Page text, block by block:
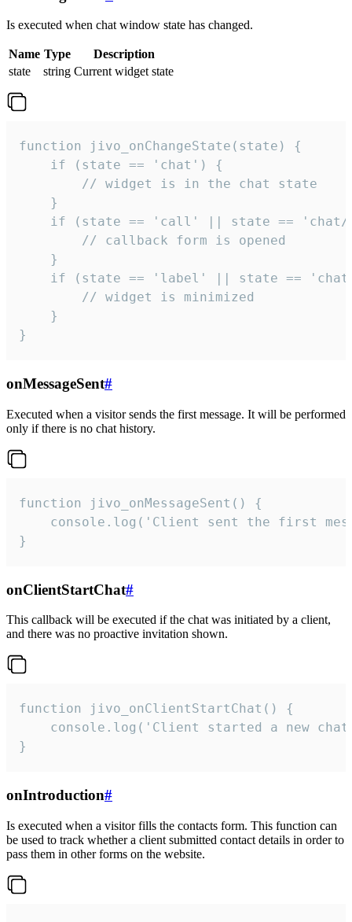
Is executed when chat window state has changed.
Name Type
Description
state
string Current widget state
function jivo_onChangeState(state) {
    if (state == 'chat') {
        // widget is in the chat state
    }
if (state == 'call' || state ==
        // callback form is opened
    }
if (state == 'label' || state ==
        // widget is minimized
    }
}
onMessageSent#
Executed when a visitor sends the first message. It will be performed
only if there is no chat history.
function jivo_onMessageSent() {
console.log('Client sent the first
}
onClientStartChat#
This callback will be executed if the chat was initiated by a client,
and there was no proactive invitation shown.
function jivo_onClientStartChat() {
console.log('Client started a new
}
onIntroduction#
Is executed when a visitor fills the contacts form. This function can
be used to track whether a client submitted contact details in order to
pass them in other forms on the website.